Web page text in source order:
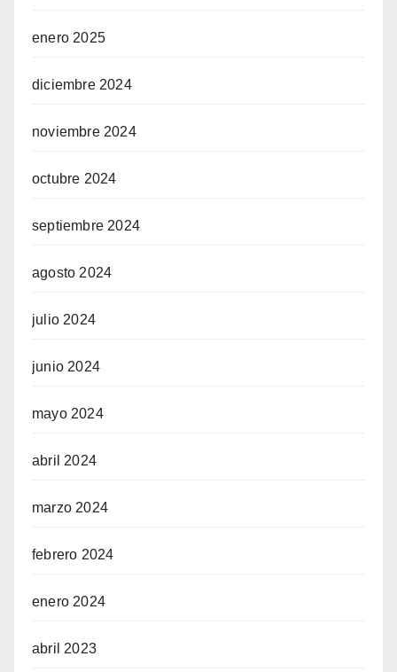
enero 2025
diciembre 2024
noviembre 2024
octubre 2024
septiembre 2024
agosto 2024
julio 2024
junio 2024
mayo 2024
abril 2024
marzo 2024
febrero 2024
enero 2024
abril 2023